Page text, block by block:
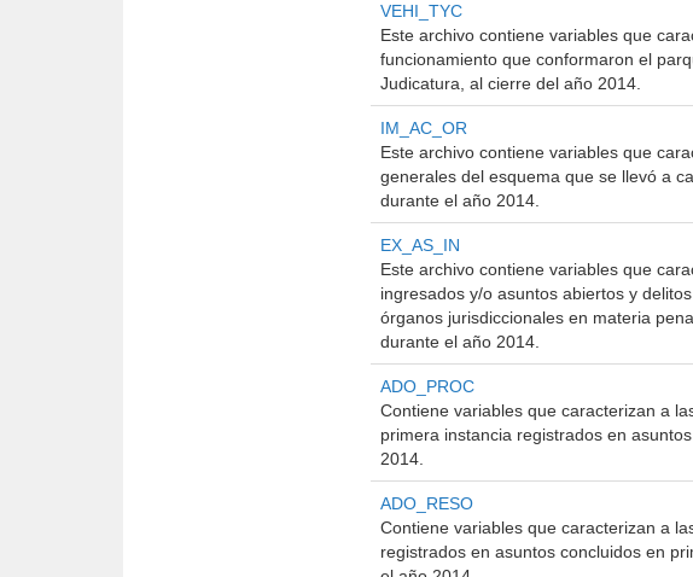
VEHI_TYC
Este archivo contiene variables que
funcionamiento que conformaron el
Judicatura, al cierre del año 2014.
IM_AC_OR
Este archivo contiene variables que
generales del esquema que se llevó a
durante el año 2014.
EX_AS_IN
Este archivo contiene variables que
ingresados y/o asuntos abiertos y
órganos jurisdiccionales en materia
durante el año 2014.
ADO_PROC
Contiene variables que caracterizan a
primera instancia registrados en
2014.
ADO_RESO
Contiene variables que caracterizan a
registrados en asuntos concluidos en